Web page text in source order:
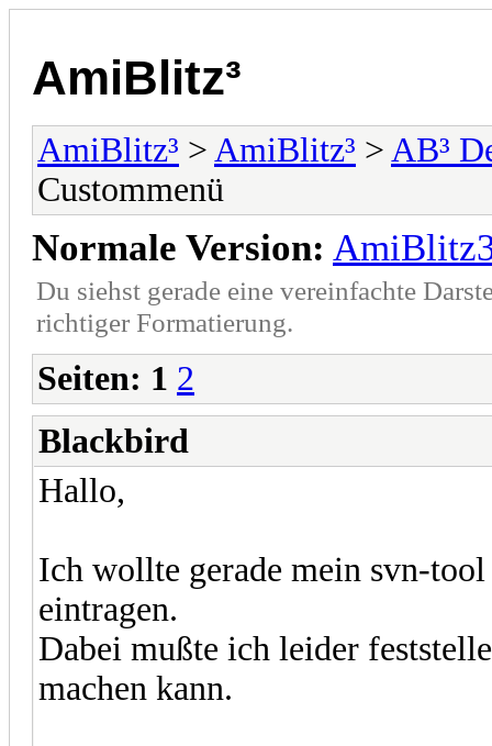
AmiBlitz³
AmiBlitz³ > AmiBlitz³ > AB³
Custommenü
Normale Version:
Du siehst gerade eine vereinfachte
richtiger Formatierung.
Seiten: 1 2
Blackbird
Hallo,
Ich wollte gerade mein svn-
eintragen.
Dabei mußte ich leider
machen kann.